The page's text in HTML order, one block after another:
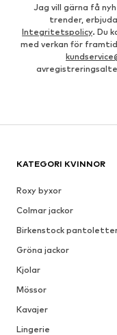
Jag vill gärna få
trender,
Integritetspolicy. Du
med verkan för
KATEGORI KVINNOR
Roxy byxor
Colmar jackor
Birkenstock
Gröna jackor
Kjolar
Mössor
Kavajer
Lingerie